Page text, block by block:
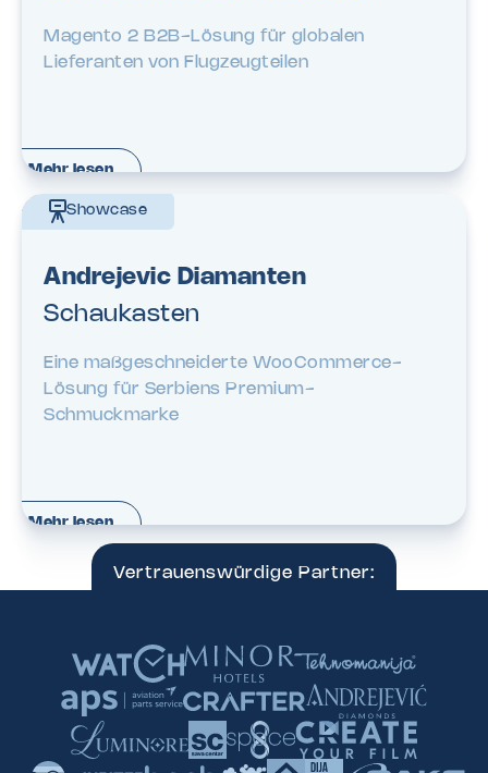
Magento 2 B2B-Lösung für globalen
Lieferanten von Flugzeugteilen
Mehr lesen
Showcase
Andrejevic Diamanten
Schaukasten
Eine maßgeschneiderte WooCommerce-
Lösung für Serbiens Premium-
Schmuckmarke
Mehr lesen
Vertrauenswürdige Partner: